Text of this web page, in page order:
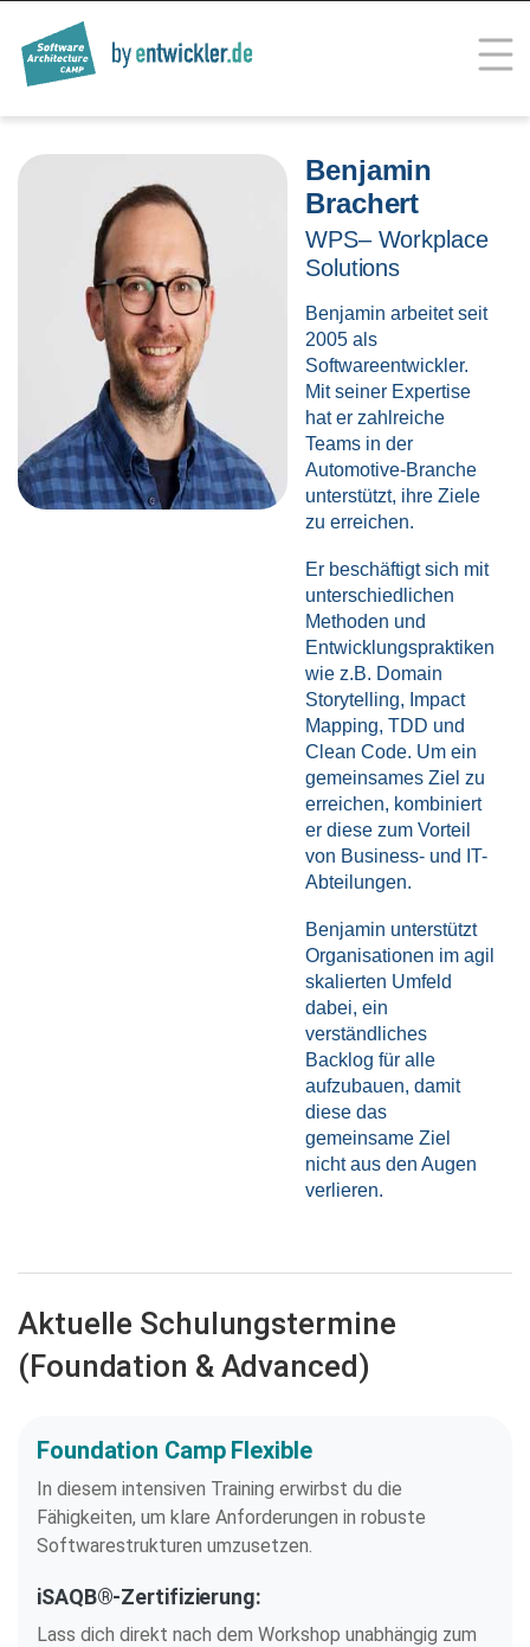
content
SOFTWARE ARCHITECTURE
Benjamin
Brachert
WPS– Workplace
Solutions
Benjamin arbeitet seit
2005 als
Softwareentwickler.
Mit seiner Expertise
hat er zahlreiche
Teams in der
Automotive-Branche
unterstützt, ihre Ziele
zu erreichen.
Er beschäftigt sich mit
unterschiedlichen
Methoden und
Entwicklungspraktiken
wie z.B. Domain
Storytelling, Impact
Mapping, TDD und
Clean Code. Um ein
gemeinsames Ziel zu
erreichen, kombiniert
er diese zum Vorteil
von Business- und IT-
Abteilungen.
Benjamin unterstützt
Organisationen im agil
skalierten Umfeld
dabei, ein
verständliches
Backlog für alle
aufzubauen, damit
diese das
gemeinsame Ziel
nicht aus den Augen
verlieren.
Aktuelle Schulungstermine
(Foundation & Advanced)
Foundation Camp Flexible
In diesem intensiven Training erwirbst du die
Fähigkeiten, um klare Anforderungen in robuste
Softwarestrukturen umzusetzen.
iSAQB®-Zertifizierung:
Lass dich direkt nach dem Workshop unabhängig zum